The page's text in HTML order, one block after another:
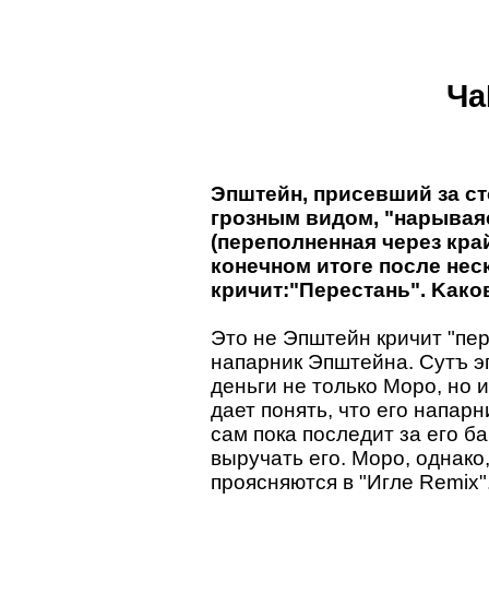
Эпштейн, присевший за
грозным видом,
(переполненная через
конечном итоге после
кричит:"Перестань".
Это не Эпштейн кричит
напарник Эпштейна. Сутъ
деньги не только Моро, но
дает понять, что его
сам пока последит за его
выручать его. Моро,
проясняются в "Игле